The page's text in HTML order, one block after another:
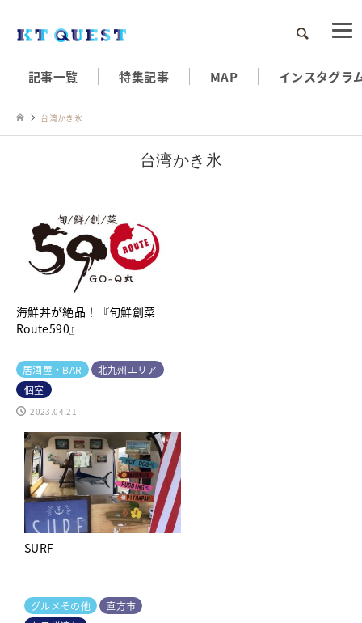
検索
記事一覧 特集記事 MAP インスタグラ
台湾かき氷
台湾かき氷
海鮮丼が絶品！『旬鮮創菜
Route590』
居酒屋・BAR
北九州エリア
個室
2023.04.21
SURF
グルメその他
直方市